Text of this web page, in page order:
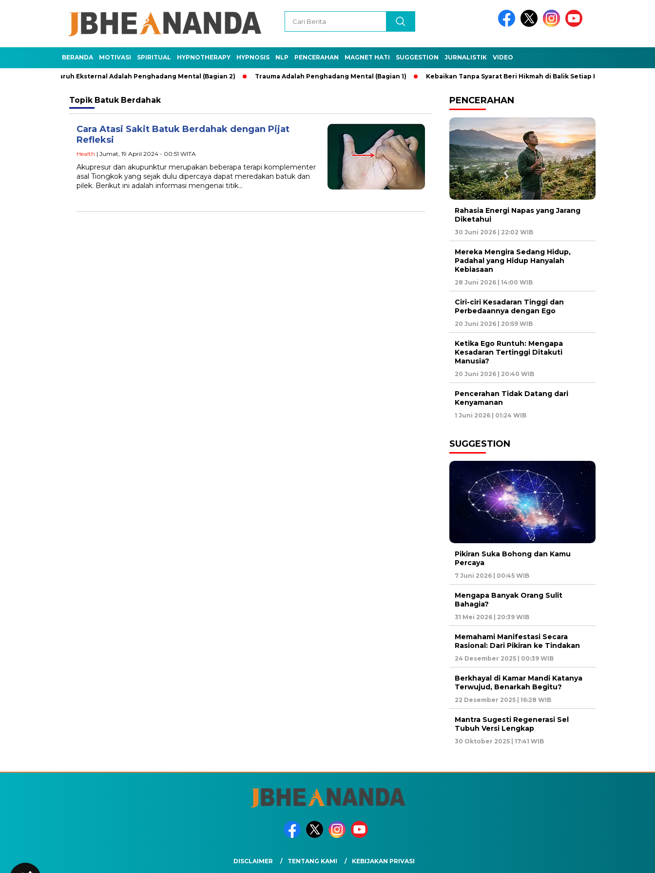
BERANDA MOTIVASI SPIRITUAL HYPNOTHERAPY HYPNOSIS NLP PENCERAHAN MAGNET HATI SUGGESTION JURNALISTIK VIDEO
Pengaruh Eksternal Adalah Penghadang Mental (Bagian 2) Trauma Adalah Penghadang Mental (Bagian 1) Kebaikan Tanpa Syarat Beri Hikmah di Balik Setiap Kejadian
Topik Batuk Berdahak
Cara Atasi Sakit Batuk Berdahak dengan Pijat
Refleksi
Health | Jumat, 19 April 2024 - 00:51 WITA
Akupresur dan akupunktur merupakan beberapa terapi komplementer
asal Tiongkok yang sejak dulu dipercaya dapat meredakan batuk dan
pilek. Berikut ini adalah informasi mengenai titik…
PENCERAHAN
Rahasia Energi Napas yang Jarang
Diketahui
30 Juni 2026 | 22:02 WIB
Mereka Mengira Sedang Hidup,
Padahal yang Hidup Hanyalah
Kebiasaan
28 Juni 2026 | 14:00 WIB
Ciri-ciri Kesadaran Tinggi dan
Perbedaannya dengan Ego
20 Juni 2026 | 20:59 WIB
Ketika Ego Runtuh: Mengapa
Kesadaran Tertinggi Ditakuti
Manusia?
20 Juni 2026 | 20:40 WIB
Pencerahan Tidak Datang dari
Kenyamanan
1 Juni 2026 | 01:24 WIB
SUGGESTION
Pikiran Suka Bohong dan Kamu
Percaya
7 Juni 2026 | 00:45 WIB
Mengapa Banyak Orang Sulit
Bahagia?
31 Mei 2026 | 20:39 WIB
Memahami Manifestasi Secara
Rasional: Dari Pikiran ke Tindakan
24 Desember 2025 | 00:39 WIB
Berkhayal di Kamar Mandi Katanya
Terwujud, Benarkah Begitu?
22 Desember 2025 | 16:28 WIB
Mantra Sugesti Regenerasi Sel
Tubuh Versi Lengkap
30 Oktober 2025 | 17:41 WIB
DISCLAIMER TENTANG KAMI KEBIJAKAN PRIVASI